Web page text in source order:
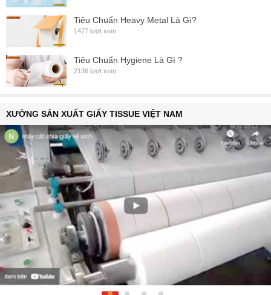
Tiêu Chuẩn Heavy Metal Là Gì?
1477 lượt xem
Tiêu Chuẩn Hygiene Là Gì ?
2136 lượt xem
XƯỞNG SẢN XUẤT GIẤY TISSUE VIỆT NAM